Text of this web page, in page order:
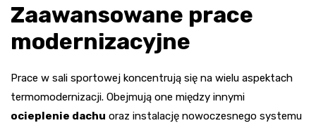
Zaawansowane prace
modernizacyjne
Prace w sali sportowej koncentrują się na wielu aspektach
termomodernizacji. Obejmują one między innymi
ocieplenie dachu oraz instalację nowoczesnego systemu